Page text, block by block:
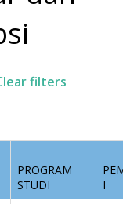
filters
PROGRAM
STUDI
I